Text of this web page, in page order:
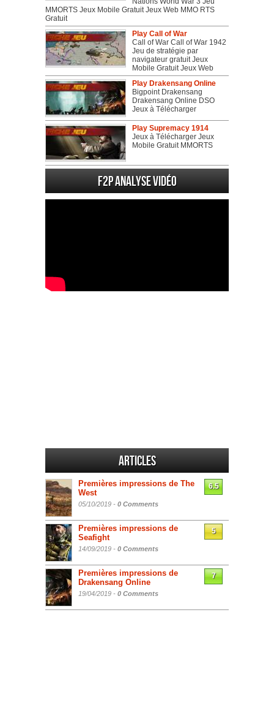
MMORTS Jeux Mobile Gratuit Jeux Web MMO RTS
Gratuit
Play Call of War
Call of War Call of War 1942
Jeu de stratégie par
navigateur gratuit Jeux
Mobile Gratuit Jeux Web
Play Drakensang Online
Bigpoint Drakensang
Drakensang Online DSO
Jeux à Télécharger
Play Supremacy 1914
Jeux à Télécharger Jeux
Mobile Gratuit MMORTS
F2P Analyse vidéo
Articles
Premières impressions de The
West
05/10/2019 - 0 Comments
6.5
Premières impressions de
Seafight
14/09/2019 - 0 Comments
5
Premières impressions de
Drakensang Online
19/04/2019 - 0 Comments
7